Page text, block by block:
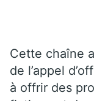
Cette chaîne
de l’appel
à offrir des